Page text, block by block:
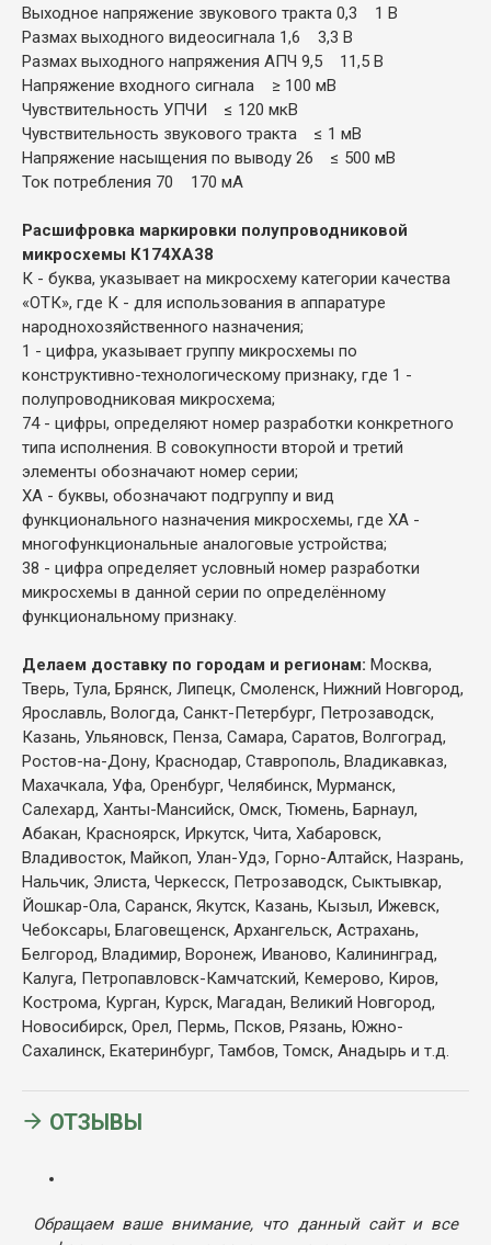
Выходное напряжение звукового тракта 0,3 1 В
Размах выходного видеосигнала 1,6 3,3 В
Размах выходного напряжения АПЧ 9,5 11,5 В
Напряжение входного сигнала ≥ 100 мВ
Чувствительность УПЧИ ≤ 120 мкВ
Чувствительность звукового тракта ≤ 1 мВ
Напряжение насыщения по выводу 26 ≤ 500 мВ
Ток потребления 70 170 мА
Расшифровка маркировки полупроводниковой
микросхемы К174ХА38
К - буква, указывает на микросхему категории качества
«ОТК», где К - для использования в аппаратуре
народнохозяйственного назначения;
1 - цифра, указывает группу микросхемы по
конструктивно-технологическому признаку, где 1 -
полупроводниковая микросхема;
74 - цифры, определяют номер разработки конкретного
типа исполнения. В совокупности второй и третий
элементы обозначают номер серии;
ХА - буквы, обозначают подгруппу и вид
функционального назначения микросхемы, где ХА -
многофункциональные аналоговые устройства;
38 - цифра определяет условный номер разработки
микросхемы в данной серии по определённому
функциональному признаку.
Делаем доставку по городам и регионам: Москва,
Тверь, Тула, Брянск, Липецк, Смоленск, Нижний Новгород,
Ярославль, Вологда, Санкт-Петербург, Петрозаводск,
Казань, Ульяновск, Пенза, Самара, Саратов, Волгоград,
Ростов-на-Дону, Краснодар, Ставрополь, Владикавказ,
Махачкала, Уфа, Оренбург, Челябинск, Мурманск,
Салехард, Ханты-Мансийск, Омск, Тюмень, Барнаул,
Абакан, Красноярск, Иркутск, Чита, Хабаровск,
Владивосток, Майкоп, Улан-Удэ, Горно-Алтайск, Назрань,
Нальчик, Элиста, Черкесск, Петрозаводск, Сыктывкар,
Йошкар-Ола, Саранск, Якутск, Казань, Кызыл, Ижевск,
Чебоксары, Благовещенск, Архангельск, Астрахань,
Белгород, Владимир, Воронеж, Иваново, Калининград,
Калуга, Петропавловск-Камчатский, Кемерово, Киров,
Кострома, Курган, Курск, Магадан, Великий Новгород,
Новосибирск, Орел, Пермь, Псков, Рязань, Южно-
Сахалинск, Екатеринбург, Тамбов, Томск, Анадырь и т.д.
ОТЗЫВЫ
Обращаем ваше внимание, что данный сайт и все